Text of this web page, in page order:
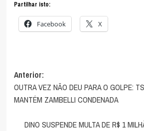
Partilhar isto:
Facebook X
Navegação
de
artigos
Anterior:
OUTRA VEZ NÃO DEU PARA O GOLPE:
MANTÉM ZAMBELLI CONDENADA
DINO SUSPENDE MULTA DE R$ 1